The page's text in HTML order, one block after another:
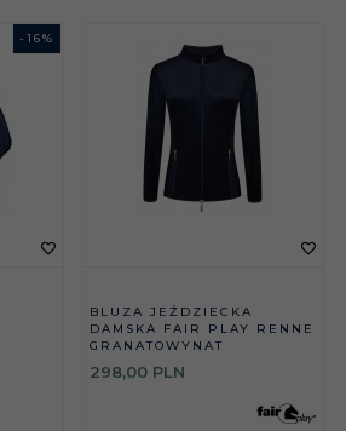
- 16%
BLUZA JEŹDZIECKA
DAMSKA FAIR PLAY RENNE
GRANATOWYNAT
298,00 PLN